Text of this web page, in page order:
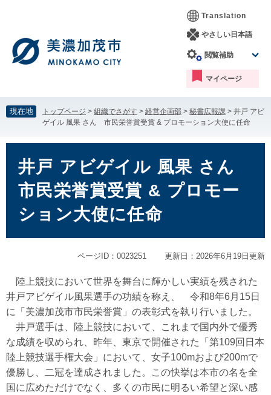
す。
し
て
本
へ
Translation
やさしい日本語
閲覧補助
マイページ
現在地 トップページ > 組織でさがす > 経営企画部 > 秘書広報課 > 井戸 アビ
ゲイル 風果 さん 市民栄誉賞受賞 & プロモーション大使に任命
井戸 アビゲイル 風果 さん
市民栄誉賞受賞 & プロモー
ション大使に任命
ページID：0023251 更新日：2026年6月19日更新
陸上競技において世界を舞台に輝かしい実績を残された
井戸アビゲイル風果選手の功績を称え、 令和8年6月15日
に「美濃加茂市市民栄誉賞」の表彰式を執り行いました。
井戸選手は、陸上競技において、これまで国内外で優秀
な成績を収められ、昨年、東京で開催された「第109回日本
陸上競技選手権大会」において、女子100mおよび200mで
優勝し、二冠を達成されました。この快挙は本市の名を全
国に広めただけでなく、多くの市民に明るい希望と深い感